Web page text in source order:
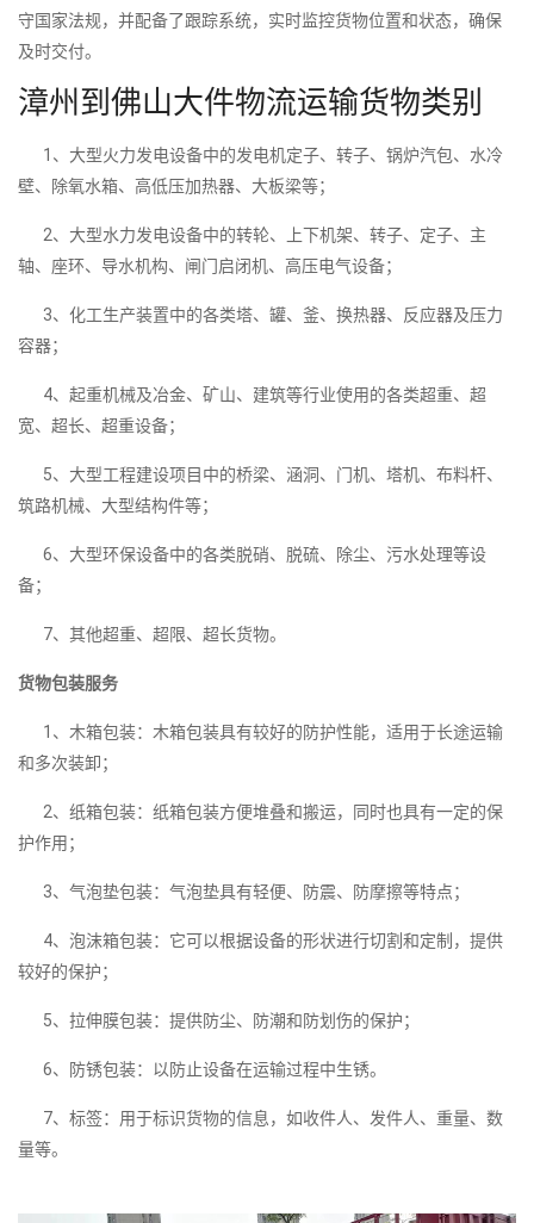
守国家法规，并配备了跟踪系统，实时监控货物位置和状态，确保
及时交付。
漳州到佛山大件物流运输货物类别
1、大型火力发电设备中的发电机定子、转子、锅炉汽包、水冷
壁、除氧水箱、高低压加热器、大板梁等；
2、大型水力发电设备中的转轮、上下机架、转子、定子、主
轴、座环、导水机构、闸门启闭机、高压电气设备；
3、化工生产装置中的各类塔、罐、釜、换热器、反应器及压力
容器；
4、起重机械及冶金、矿山、建筑等行业使用的各类超重、超
宽、超长、超重设备；
5、大型工程建设项目中的桥梁、涵洞、门机、塔机、布料杆、
筑路机械、大型结构件等；
6、大型环保设备中的各类脱硝、脱硫、除尘、污水处理等设
备；
7、其他超重、超限、超长货物。
货物包装服务
1、木箱包装：木箱包装具有较好的防护性能，适用于长途运输
和多次装卸；
2、纸箱包装：纸箱包装方便堆叠和搬运，同时也具有一定的保
护作用；
3、气泡垫包装：气泡垫具有轻便、防震、防摩擦等特点；
4、泡沫箱包装：它可以根据设备的形状进行切割和定制，提供
较好的保护；
5、拉伸膜包装：提供防尘、防潮和防划伤的保护；
6、防锈包装：以防止设备在运输过程中生锈。
7、标签：用于标识货物的信息，如收件人、发件人、重量、数
量等。